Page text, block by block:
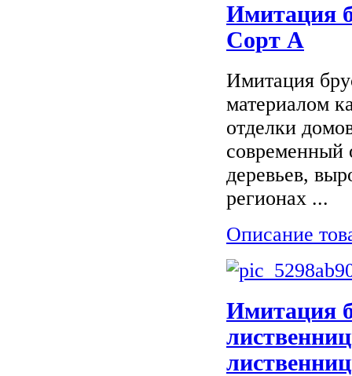
Имитация
Сорт А
Имитация
материалом
отделки
современный
деревьев,
регионах ...
Описание
Имитация